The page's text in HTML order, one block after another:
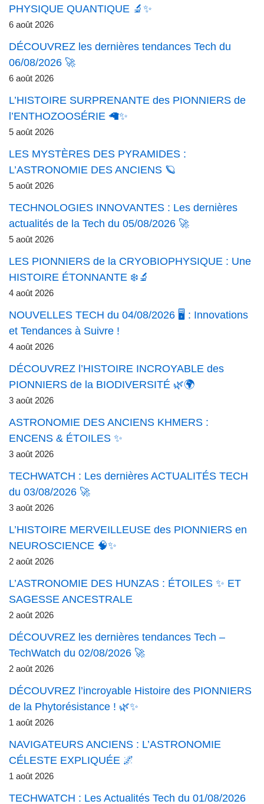
PHYSIQUE QUANTIQUE 🔬✨
6 août 2026
DÉCOUVREZ les dernières tendances Tech du
06/08/2026 🚀
6 août 2026
L’HISTOIRE SURPRENANTE des PIONNIERS de
l’ENTHOZOOSÉRIE 🦙✨
5 août 2026
LES MYSTÈRES DES PYRAMIDES :
L’ASTRONOMIE DES ANCIENS 🪐
5 août 2026
TECHNOLOGIES INNOVANTES : Les dernières
actualités de la Tech du 05/08/2026 🚀
5 août 2026
LES PIONNIERS de la CRYOBIOPHYSIQUE : Une
HISTOIRE ÉTONNANTE ❄️🔬
4 août 2026
NOUVELLES TECH du 04/08/2026 🖥️ : Innovations
et Tendances à Suivre !
4 août 2026
DÉCOUVREZ l’HISTOIRE INCROYABLE des
PIONNIERS de la BIODIVERSITÉ 🌿🌍
3 août 2026
ASTRONOMIE DES ANCIENS KHMERS :
ENCENS & ÉTOILES ✨
3 août 2026
TECHWATCH : Les dernières ACTUALITÉS TECH
du 03/08/2026 🚀
3 août 2026
L’HISTOIRE MERVEILLEUSE des PIONNIERS en
NEUROSCIENCE 🧠✨
2 août 2026
L’ASTRONOMIE DES HUNZAS : ÉTOILES ✨ ET
SAGESSE ANCESTRALE
2 août 2026
DÉCOUVREZ les dernières tendances Tech –
TechWatch du 02/08/2026 🚀
2 août 2026
DÉCOUVREZ l’incroyable Histoire des PIONNIERS
de la Phytorésistance ! 🌿✨
1 août 2026
NAVIGATEURS ANCIENS : L’ASTRONOMIE
CÉLESTE EXPLIQUÉE 🌌
1 août 2026
TECHWATCH : Les Actualités Tech du 01/08/2026